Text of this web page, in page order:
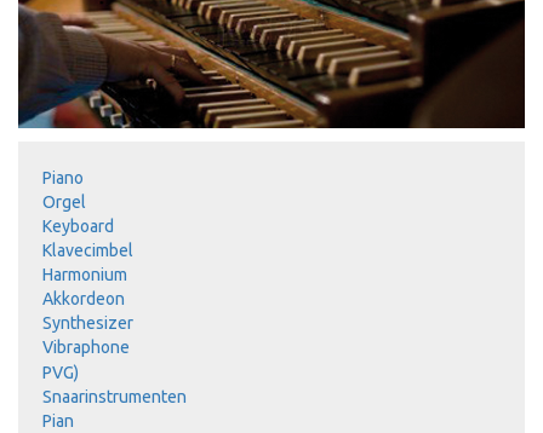
Piano
Orgel
Keyboard
Klavecimbel
Harmonium
Akkordeon
Synthesizer
Vibraphone
PVG)
Snaarinstrumenten
Pian